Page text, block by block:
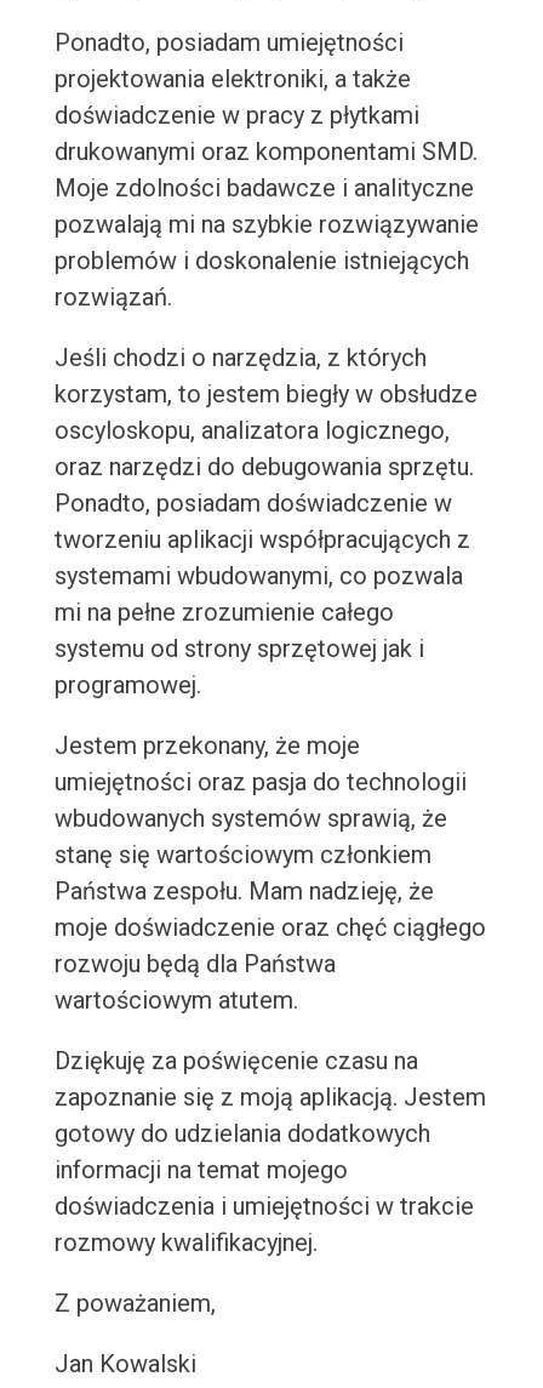
Ponadto, posiadam umiejętności
projektowania elektroniki, a także
doświadczenie w pracy z płytkami
drukowanymi oraz komponentami SMD.
Moje zdolności badawcze i analityczne
pozwalają mi na szybkie rozwiązywanie
problemów i doskonalenie istniejących
rozwiązań.
Jeśli chodzi o narzędzia, z których
korzystam, to jestem biegły w obsłudze
oscyloskopu, analizatora logicznego,
oraz narzędzi do debugowania sprzętu.
Ponadto, posiadam doświadczenie w
tworzeniu aplikacji współpracujących z
systemami wbudowanymi, co pozwala
mi na pełne zrozumienie całego
systemu od strony sprzętowej jak i
programowej.
Jestem przekonany, że moje
umiejętności oraz pasja do technologii
wbudowanych systemów sprawią, że
stanę się wartościowym członkiem
Państwa zespołu. Mam nadzieję, że
moje doświadczenie oraz chęć ciągłego
rozwoju będą dla Państwa
wartościowym atutem.
Dziękuję za poświęcenie czasu na
zapoznanie się z moją aplikacją. Jestem
gotowy do udzielania dodatkowych
informacji na temat mojego
doświadczenia i umiejętności w trakcie
rozmowy kwalifikacyjnej.
Z poważaniem,
Jan Kowalski